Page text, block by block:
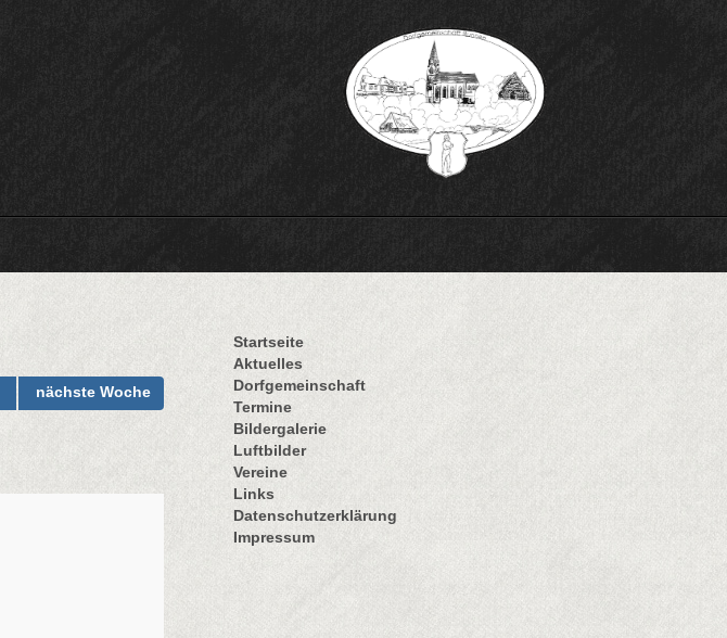
nächste Woche
Startseite
Aktuelles
Dorfgemeinschaft
Termine
Bildergalerie
Luftbilder
Vereine
Links
Datenschutzerklärung
Impressum